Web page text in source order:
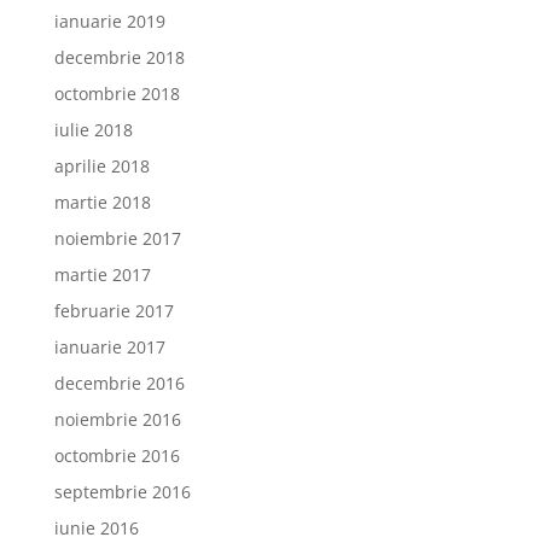
ianuarie 2019
decembrie 2018
octombrie 2018
iulie 2018
aprilie 2018
martie 2018
noiembrie 2017
martie 2017
februarie 2017
ianuarie 2017
decembrie 2016
noiembrie 2016
octombrie 2016
septembrie 2016
iunie 2016